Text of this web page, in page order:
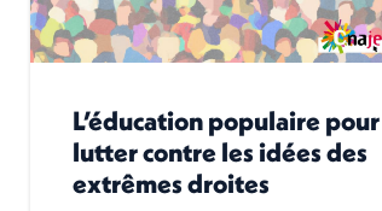
L’éducation populaire pour
lutter contre les idées des
extrêmes droites